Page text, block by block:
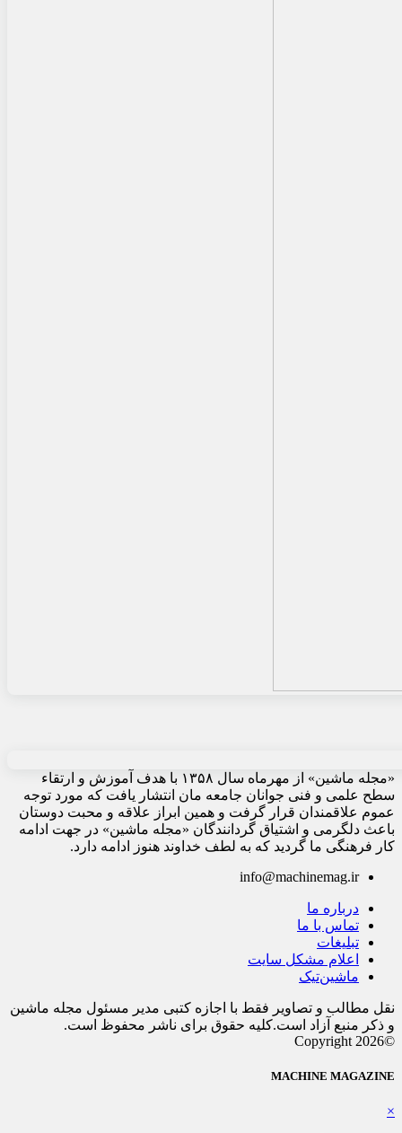
«مجله ماشین» از مهرماه سال ۱۳۵۸ با هدف آموزش و ارتقاء
سطح علمی و فنی جوانان جامعه مان انتشار یافت که مورد توجه
عموم علاقمندان قرار گرفت و همین ابراز علاقه و محبت دوستان
باعث دلگرمی و اشتیاق گردانندگان «مجله ماشین» در جهت ادامه
کار فرهنگی ما گردید که به لطف خداوند هنوز ادامه دارد.
info@machinemag.ir
درباره ما
تماس با ما
تبلیغات
اعلام مشکل سایت
ماشین‌تیک
نقل مطالب و تصاویر فقط با اجازه کتبی مدیر مسئول مجله ماشین
و ذکر منبع آزاد است.کلیه حقوق برای ناشر محفوظ است.
©Copyright 2026
MACHINE MAGAZINE
×